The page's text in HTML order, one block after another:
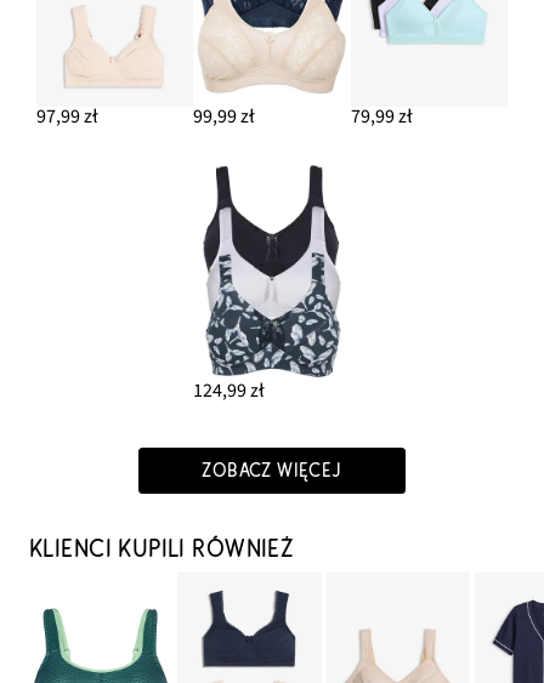
97,99 zł 99,99 zł 79,99 zł
124,99 zł
ZOBACZ WIĘCEJ
KLIENCI KUPILI RÓWNIEŻ